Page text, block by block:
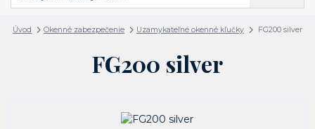
Úvod Okenné zabezpečenie Uzamykateľné okenné kľučky FG200 silver
FG200 silver